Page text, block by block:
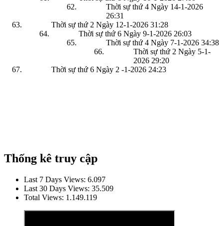
Thời sự thứ 4 Ngày 14-1-2026
26:31
Thời sự thứ 2 Ngày 12-1-2026 31:28
Thời sự thứ 6 Ngày 9-1-2026 26:03
Thời sự thứ 4 Ngày 7-1-2026 34:38
Thời sự thứ 2 Ngày 5-1-
2026 29:20
Thời sự thứ 6 Ngày 2 -1-2026 24:23
Thống kê truy cập
Last 7 Days Views: 6.097
Last 30 Days Views: 35.509
Total Views: 1.149.119